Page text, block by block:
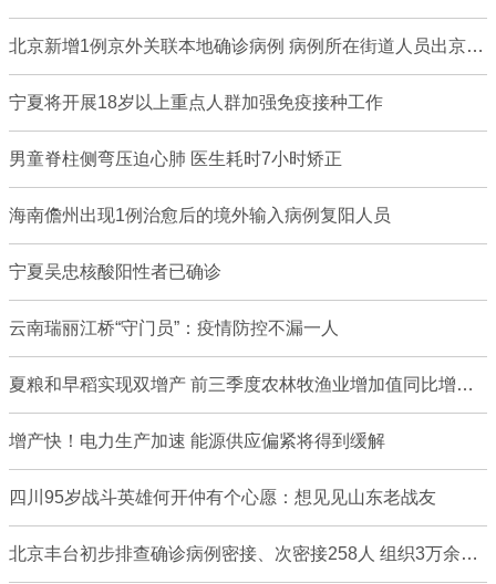
北京新增1例京外关联本地确诊病例 病例所在街道人员出京须持核酸阴性证明
宁夏将开展18岁以上重点人群加强免疫接种工作
男童脊柱侧弯压迫心肺 医生耗时7小时矫正
海南儋州出现1例治愈后的境外输入病例复阳人员
宁夏吴忠核酸阳性者已确诊
云南瑞丽江桥“守门员”：疫情防控不漏一人
夏粮和早稻实现双增产 前三季度农林牧渔业增加值同比增长7.4%
增产快！电力生产加速 能源供应偏紧将得到缓解
四川95岁战斗英雄何开仲有个心愿：想见见山东老战友
北京丰台初步排查确诊病例密接、次密接258人 组织3万余人核酸采样检测